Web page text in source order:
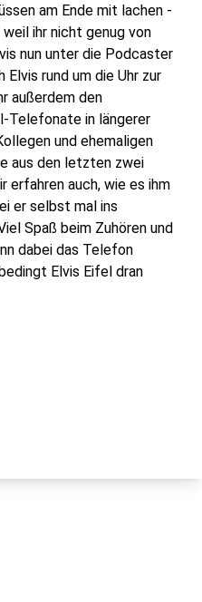
am Ende mit lachen -
ihr nicht genug von
nun unter die Podcaster
rund um die Uhr zur
außerdem den
Telefonate in längerer
und ehemaligen
aus den letzten zwei
erfahren auch, wie es ihm
er selbst mal ins
Spaß beim Zuhören und
dabei das Telefon
Elvis Eifel dran